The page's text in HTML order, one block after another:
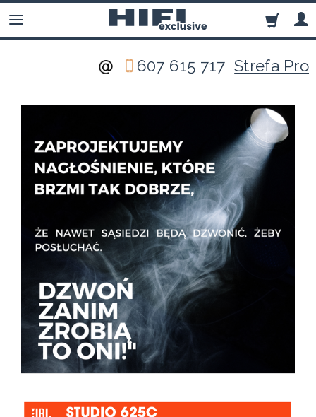
607 615 717Strefa Pro